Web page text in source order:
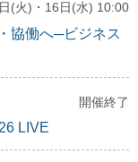
(火)・16日(水) 10:00
協働へ─ビジネス
開催終了
LIVE